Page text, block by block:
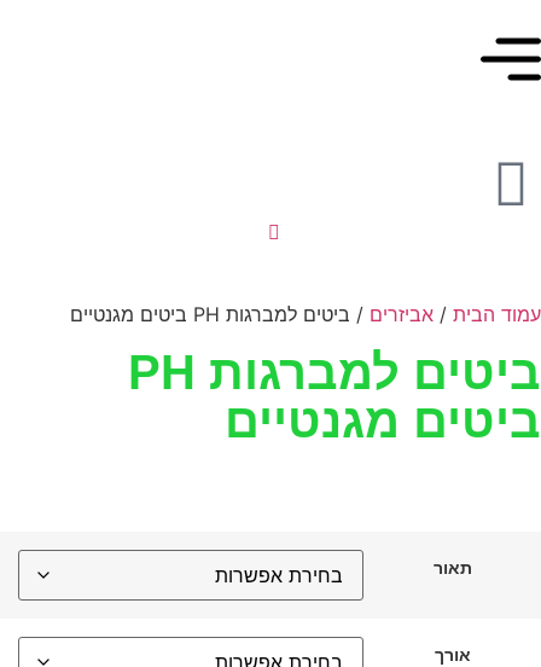
עמוד הבית/ אביזרים / ביטים למברגות PH ביטים מגנטיים
ביטים למברגות PH
ביטים מגנטיים
תאור
אורך